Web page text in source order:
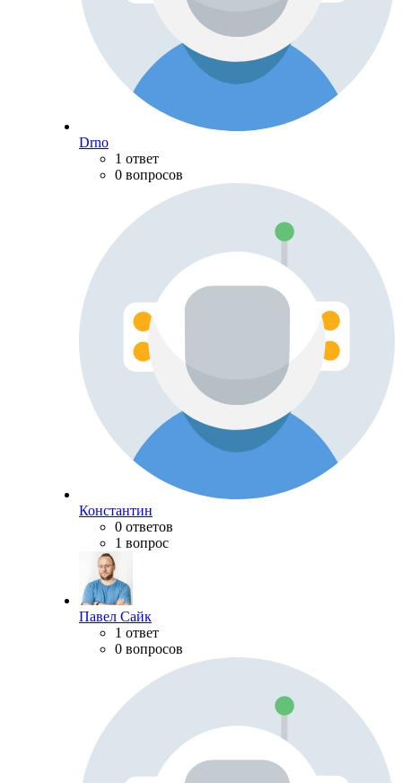
Drno
1 ответ
0 вопросов
Константин
0 ответов
1 вопрос
Павел Сайк
1 ответ
0 вопросов